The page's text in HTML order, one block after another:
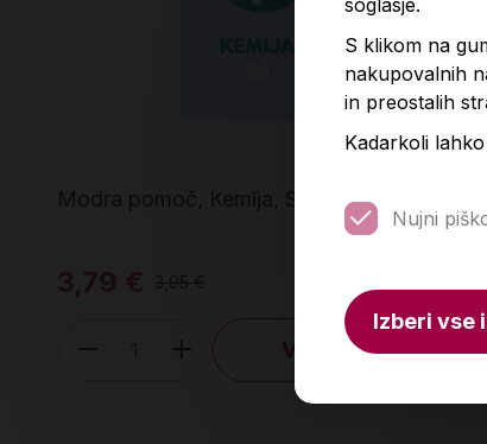
Modra pomoč, Kemija, SŠ
3,79 € 3,95 €
Količina
V košarico
soglasje.
S klikom na
nakupovalnih
in preostalih
Kadarkoli
Nujni
Izberi vse